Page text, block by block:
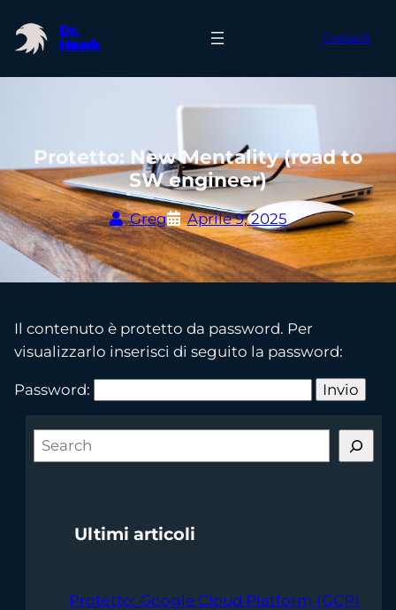
contenuto
Dr.
Hawk
Contatti
Protetto: New Mentality (road to
SW engineer)
Greg Aprile 9, 2025
Il contenuto è protetto da password. Per
visualizzarlo inserisci di seguito la password:
Password:
e
Ultimi articoli
Protetto: Google Cloud Platform (GCP)